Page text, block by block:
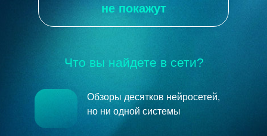
Что вы найдете в сети?
не покажут
Обзоры десятков нейросетей,
но ни одной системы